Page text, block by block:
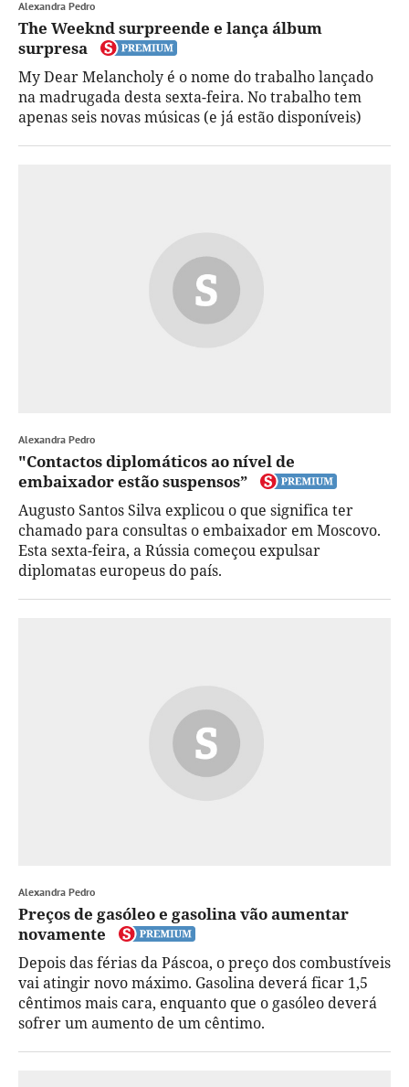
Alexandra Pedro
The Weeknd surpreende e lança álbum
surpresa
My Dear Melancholy é o nome do trabalho lançado
na madrugada desta sexta-feira. No trabalho tem
apenas seis novas músicas (e já estão disponíveis)
Alexandra Pedro
"Contactos diplomáticos ao nível de
embaixador estão suspensos”
Augusto Santos Silva explicou o que significa ter
chamado para consultas o embaixador em Moscovo.
Esta sexta-feira, a Rússia começou expulsar
diplomatas europeus do país.
Alexandra Pedro
Preços de gasóleo e gasolina vão aumentar
novamente
Depois das férias da Páscoa, o preço dos combustíveis
vai atingir novo máximo. Gasolina deverá ficar 1,5
cêntimos mais cara, enquanto que o gasóleo deverá
sofrer um aumento de um cêntimo.